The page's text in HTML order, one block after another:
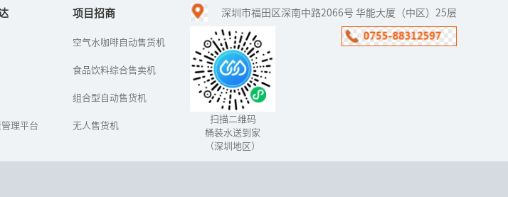
随着水污染的加剧，净水
通家庭当中。很多家庭中
现在却出现了一个这样的
如何从空气中取水？初次
听到空气制水机的人，第
一反应都是：“如今的空
气那么脏，制出来的水能
喝吗？”
理平台
项目招商
空气水咖啡自动售货机
食品饮料综合售卖机
组合型自动售货机
无人售货机
深圳市福田区深南中路2066号 华能大厦（中区）25层
扫描二维码
桶装水送到家
（深圳地区）